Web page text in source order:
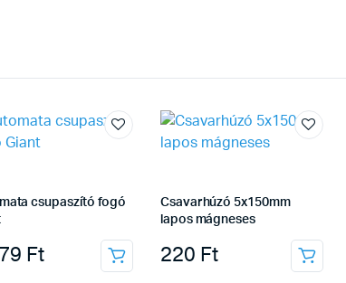
csupaszító fogó
Ft
Csavarhúzó 5x150mm
lapos mágneses
220 Ft